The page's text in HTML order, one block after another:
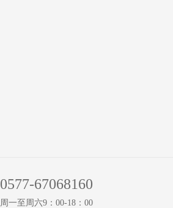
0577-67068160
周一至周六9：00-18：00